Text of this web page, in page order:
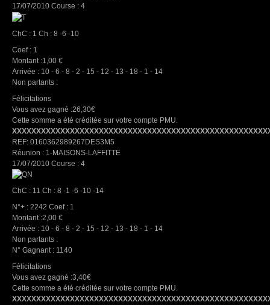
17/07/2010 Course : 4
ChC : 1 Ch : 8 -6 -10
Coef : 1
Montant :1,00 €
Arrivée : 10 - 6 - 8 - 2 - 15 - 12 - 13 - 18 - 1 - 14
Non partants :
Félicitations
Vous avez gagné :26,30€
Cette somme a été créditée sur votre compte PMU.
REF: 0160362989267DES3M5
Réunion : 1-MAISONS-LAFFITTE
17/07/2010 Course : 4
ChC : 11 Ch : 8 -1 -6 -10 -14
N°+ : 2242 Coef : 1
Montant :2,00 €
Arrivée : 10 - 6 - 8 - 2 - 15 - 12 - 13 - 18 - 1 - 14
Non partants :
N° Gagnant : 1140
Félicitations
Vous avez gagné :3,40€
Cette somme a été créditée sur votre compte PMU.